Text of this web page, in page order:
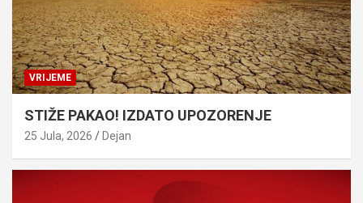
VRIJEME
STIŽE PAKAO! IZDATO UPOZORENJE
25 Jula, 2026 Dejan